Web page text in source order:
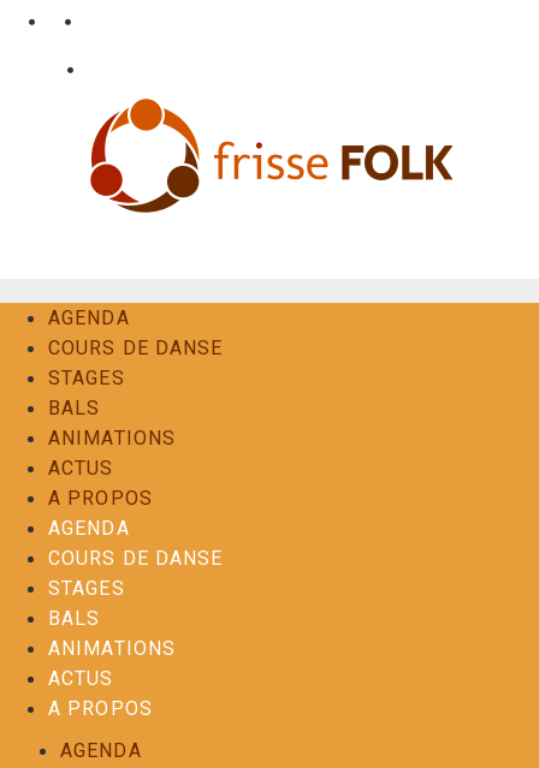
• •
•
AGENDA
COURS DE DANSE
STAGES
BALS
ANIMATIONS
ACTUS
A PROPOS
AGENDA
COURS DE DANSE
STAGES
BALS
ANIMATIONS
ACTUS
A PROPOS
AGENDA